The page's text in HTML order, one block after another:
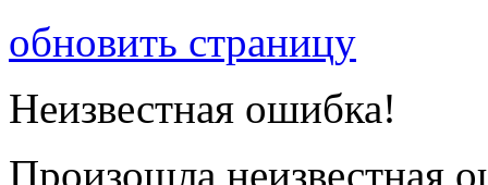
обновить страницу
Неизвестная ошибка!
Произошла неизвестная